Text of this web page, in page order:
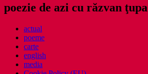
poezie de azi cu răzvan ţupa
actual
poeme
carte
english
media